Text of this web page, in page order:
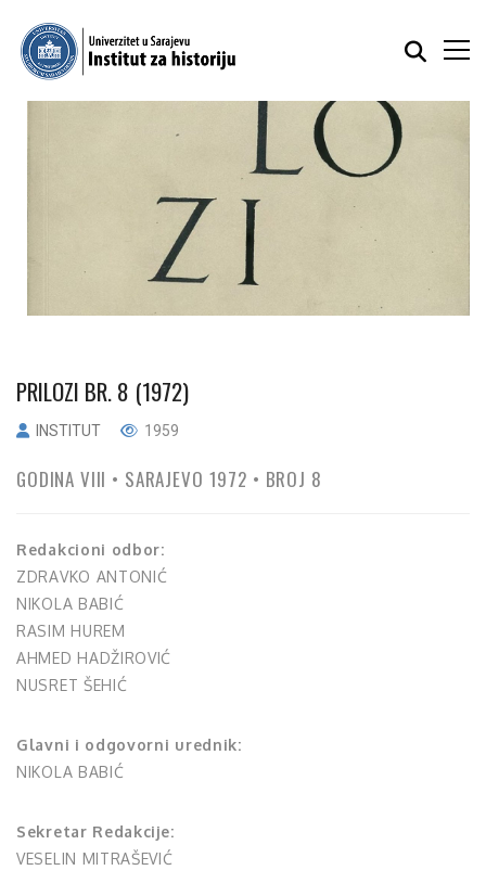
PRILOZI BR. 8 (1972)
INSTITUT 1959
GODINA VIII • SARAJEVO 1972 • BROJ 8
Redakcioni odbor:
ZDRAVKO ANTONIĆ
NIKOLA BABIĆ
RASIM HUREM
AHMED HADŽIROVIĆ
NUSRET ŠEHIĆ
Glavni i odgovorni urednik:
NIKOLA BABIĆ
Sekretar Redakcije:
VESELIN MITRAŠEVIĆ